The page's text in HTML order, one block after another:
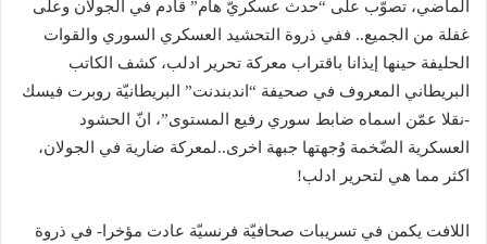
الماضي، تصوّب على “حدث عسكريّ هام” قادم في الجولان وعلى
غفلة من الجميع.. ففي ذروة التحشيد العسكري السوري والقوات
الحليفة حينها إيذانا باقتراب معركة تحرير ادلب، كشف الكاتب
البريطاني المعروف في صحيفة “اندبندنت” البريطانيّة ​روبرت فيسك​
-نقلا عمّن اسماه ضابط سوري رفيع المستوى”، انّ الحشود
العسكرية الضّخمة وُجهتها جبهة اخرى..لمعركة ضارية في الجولان،
اكثر مما هي لتحرير ادلب!
اللافت يكمن في تسريبات صحافيّة فرنسيّة عادت مؤخرا- في ذروة